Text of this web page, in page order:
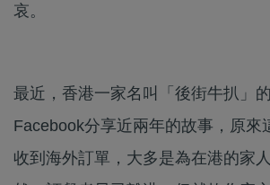
哀。
最近，香港一家名叫「後街牛扒」
Facebook分享近兩年的故事，原來
收到海外訂單，大多是為在港的家